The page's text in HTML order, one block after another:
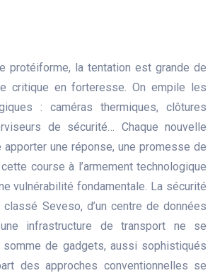
protéiforme, la tentation est grande de
critique en forteresse. On empile les
: caméras thermiques, clôtures
de sécurité… Chaque nouvelle
une réponse, une promesse de
course à l’armement technologique
vulnérabilité fondamentale. La sécurité
Seveso, d’un centre de données
infrastructure de transport ne se
de gadgets, aussi sophistiqués
des approches conventionnelles se